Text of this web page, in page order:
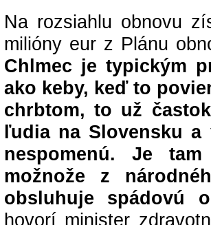
Na rozsiahlu obnovu
milióny eur z Plánu
Chlmec je typickým
ako keby, keď to
chrbtom, to už
ľudia na Slovensku
nespomenú. Je
možnože z
obsluhuje spádovú
hovorí minister